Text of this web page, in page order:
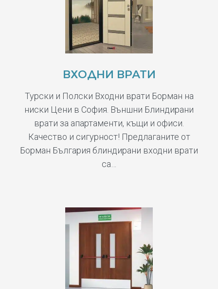
ВХОДНИ ВРАТИ
Турски и Полски Входни врати Борман на
ниски Цени в София. Външни Блиндирани
врати за апартаменти, къщи и офиси.
Качество и сигурност! Предлаганите от
Борман България блиндирани входни врати
са…